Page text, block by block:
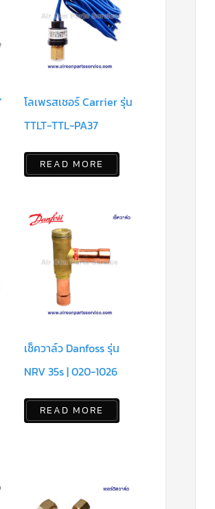
โลเพรสเชอร์ Carrier รุ่น
TTLT-TTL-PA37
READ MORE
เช็ควาล์ว Danfoss รุ่น
NRV 35s | 020-1026
READ MORE